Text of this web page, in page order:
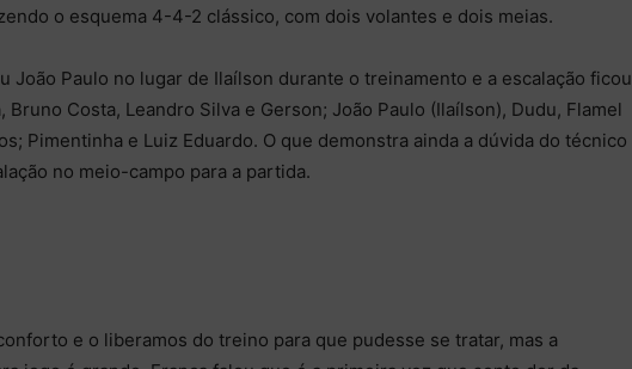
o esquema 4-4-2 clássico, com dois volantes e dois meias.
João Paulo no lugar de Ilaílson durante o treinamento e a escalação ficou
Bruno Costa, Leandro Silva e Gerson; João Paulo (Ilaílson), Dudu, Flamel
Pimentinha e Luiz Eduardo. O que demonstra ainda a dúvida do técnico
no meio-campo para a partida.
e o liberamos do treino para que pudesse se tratar, mas a